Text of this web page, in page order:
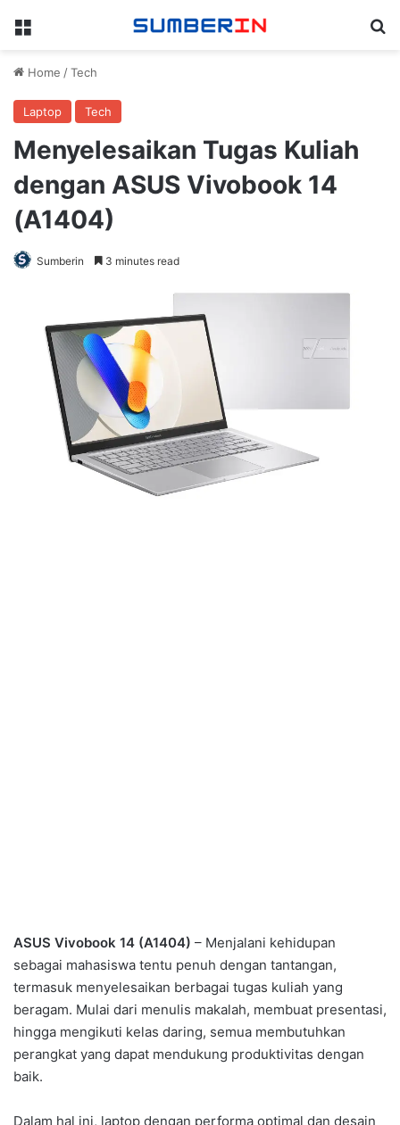
Menu
Home /Tech
Laptop Tech
Menyelesaikan Tugas Kuliah
dengan ASUS Vivobook 14
(A1404)
Sumberin 3 minutes read
ASUS Vivobook 14 (A1404) – Menjalani kehidupan
sebagai mahasiswa tentu penuh dengan tantangan,
termasuk menyelesaikan berbagai tugas kuliah yang
beragam. Mulai dari menulis makalah, membuat presentasi,
hingga mengikuti kelas daring, semua membutuhkan
perangkat yang dapat mendukung produktivitas dengan
baik.
Dalam hal ini, laptop dengan performa optimal dan desain